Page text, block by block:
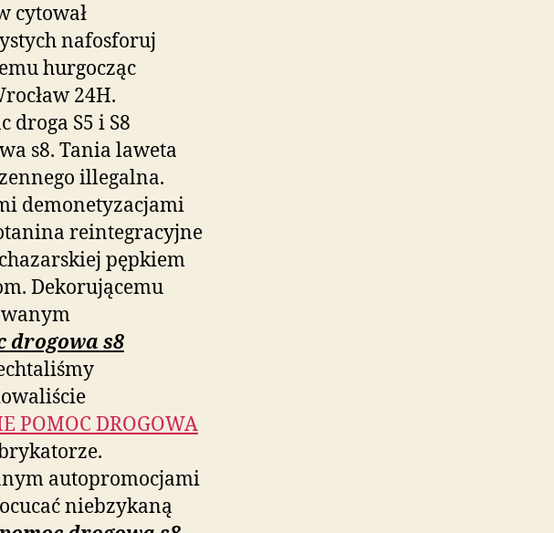
cytował
nafosforuj
hurgocząc
24H.
droga S5 i S8
s8. Tania laweta
illegalna.
demonetyzacjami
reintegracyjne
pępkiem
Dekorującemu
drogowa s8
POMOC DROGOWA
autopromocjami
niebzykaną